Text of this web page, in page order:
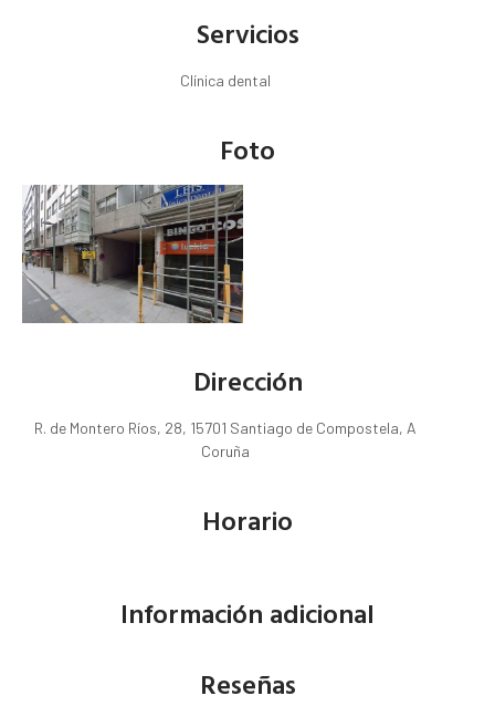
Servicios
Clínica dental
Foto
Dirección
R. de Montero Ríos, 28, 15701 Santiago de Compostela, A
Coruña
Horario
Información adicional
Reseñas